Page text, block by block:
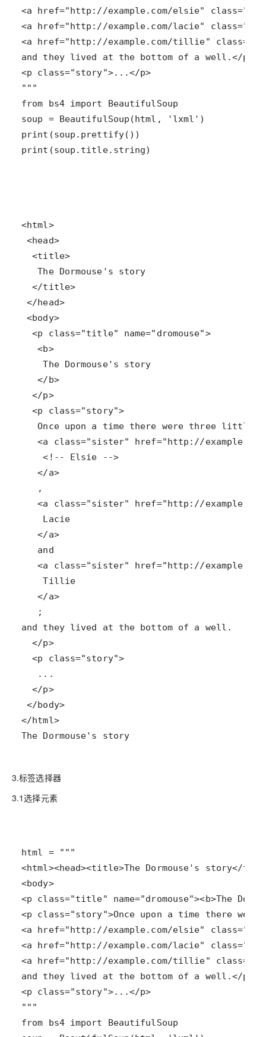
print(soup.title.string)
<html>
<head>
  <title>
</head>
<body>
  <p class="title" name="dromouse">
   <b>
   </b>
  </p>
  <p class="story">
    <!-- Elsie -->
   </a>
    Lacie
   </a>
   </a>
  </p>
  <p class="story">
  </p>
</body>
</html>
The Dormouse's story
3.标签选择器
3.1选择元素
<body>